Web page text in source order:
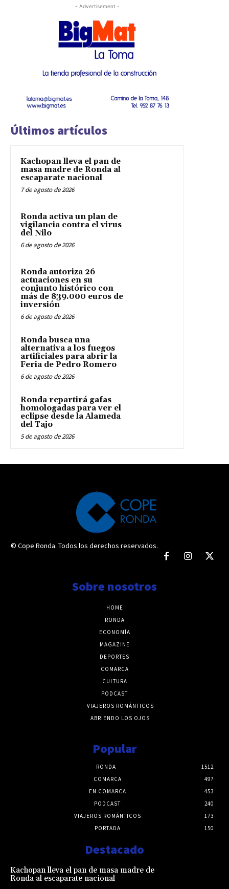
- Advertisement -
Últimos artículos
Kachopan lleva el pan de
masa madre de Ronda al
escaparate nacional
7 de agosto de 2026
Ronda activa un plan de
vigilancia contra el virus
del Nilo
6 de agosto de 2026
Ronda autoriza 26
actuaciones en su
conjunto histórico con
más de 839.000 euros de
inversión
6 de agosto de 2026
Ronda busca una
alternativa a los fuegos
artificiales para abrir la
Feria de Pedro Romero
6 de agosto de 2026
Ronda repartirá gafas
homologadas para ver el
eclipse desde la Alameda
del Tajo
5 de agosto de 2026
© Cope Ronda. Todos los derechos reservados.
Sobre nosotros
HOME
RONDA
ECONOMÍA
MAGAZINE
DEPORTES
COMARCA
CULTURA
PODCAST
VIAJEROS ROMÁNTICOS
ABRIENDO LOS OJOS
Popular
RONDA
1512
COMARCA
497
EN COMARCA
453
PODCAST
240
VIAJEROS ROMÁNTICOS
173
PORTADA
150
Destacado
Kachopan lleva el pan de masa madre de
Ronda al escaparate nacional